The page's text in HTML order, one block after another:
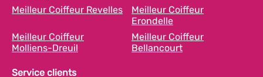
Meilleur Coiffeur Revelles
Meilleur Coiffeur
Erondelle
Meilleur Coiffeur
Molliens-Dreuil
Meilleur Coiffeur
Bellancourt
Service clients